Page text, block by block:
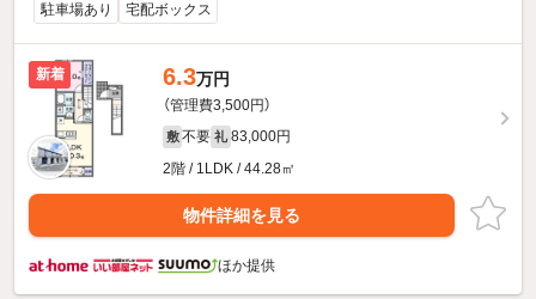
駐車場あり 宅配ボックス
新着 6.3万円
（管理費3,500円）
敷 不要 礼 83,000円
2階 / 1LDK / 44.28㎡
物件詳細を見る
ほか提供